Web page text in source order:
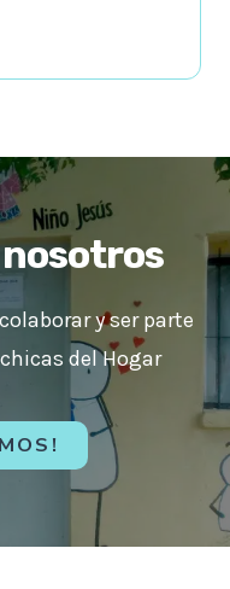
y ser parte
del Hogar